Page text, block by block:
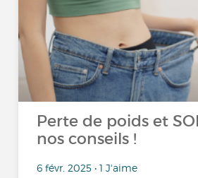
Perte de poids et
nos conseils !
6 févr. 2025 • 1 J'aime